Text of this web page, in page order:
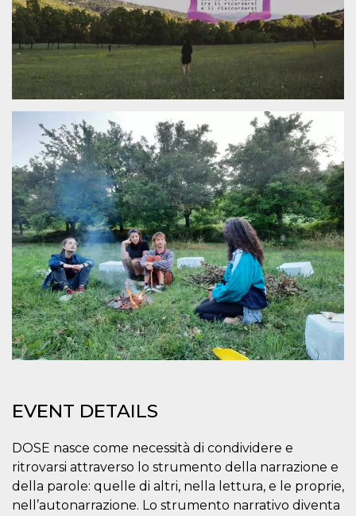
EVENT DETAILS
DOSE nasce come necessità di condividere e
ritrovarsi attraverso lo strumento della narrazione e
della parole: quelle di altri, nella lettura, e le proprie,
nell’autonarrazione. Lo strumento narrativo diventa
Name
Provider /
Domain
Expiration Description
cf_clearance
Cloudflare,
Inc.
.oooh.events
1 year
This cookie
is used by
the
CloudFlare
service to
identify
trusted web
traffic and
override any
security
restrictions
based on
the visitor's
IP address. It
is essential
for
supporting a
website's
security
features and
in providing
protection
against
malicious
visitors.
wordpress_test_cookie
Automattic
Inc.
.oooh.events
Session
Used on
sites built
with
PHPSESSID
PHP.net
oooh.events
Session
Cookie
generated
by
applications
based on